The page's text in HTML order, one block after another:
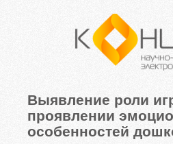
Выявление роли
проявлении
особенностей